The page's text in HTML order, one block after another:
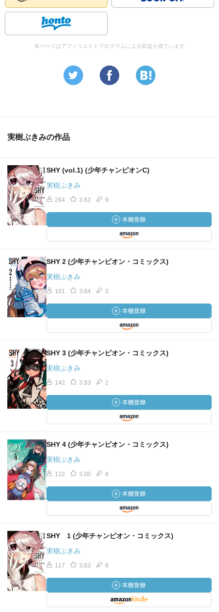
本ページはアフィリエイトプログラムによる収益を得ています
実樹ぶきみの作品
SHY (vol.1) (少年チャンピオンC)
実樹ぶきみ
264 3.62 9
SHY 2 (少年チャンピオン・コミックス)
実樹ぶきみ
161 3.64 3
SHY 3 (少年チャンピオン・コミックス)
実樹ぶきみ
142 3.83 2
SHY 4 (少年チャンピオン・コミックス)
実樹ぶきみ
122 3.00 4
SHY 1 (少年チャンピオン・コミックス)
実樹ぶきみ
117 3.63 8